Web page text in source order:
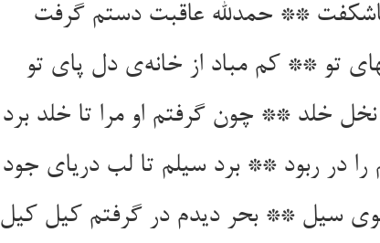
** حمدلله عاقبت دستم گرفت
تو ** کم مباد از خانه‌ی دل پای تو
خلد ** چون گرفتم او مرا تا خلد برد
در ربود ** برد سیلم تا لب دریای جود
سیل ** بحر دیدم در گرفتم کیل کیل